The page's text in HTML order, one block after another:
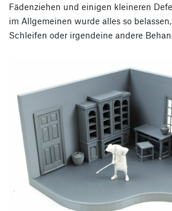
Fädenziehen und einigen kleineren
im Allgemeinen wurde alles so
Schleifen oder irgendeine andere